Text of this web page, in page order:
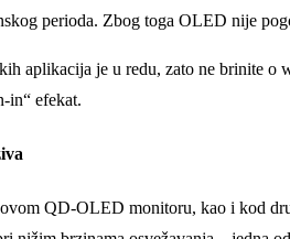
perioda. Zbog toga OLED nije
aplikacija je u redu, zato ne brinite
in“ efekat.
QD-OLED monitoru, kao i kod